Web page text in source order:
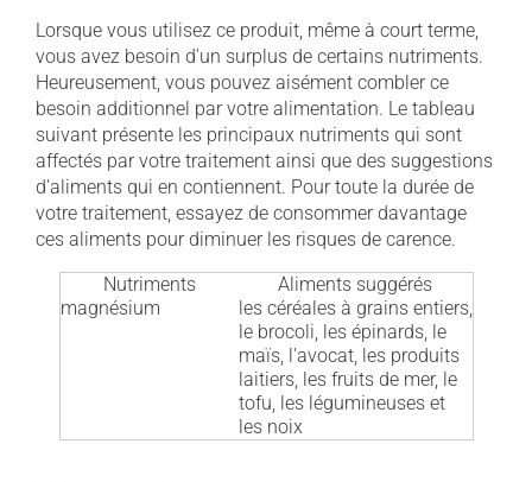
Lorsque vous utilisez ce produit, même à court terme,
vous avez besoin d'un surplus de certains nutriments.
Heureusement, vous pouvez aisément combler ce
besoin additionnel par votre alimentation. Le tableau
suivant présente les principaux nutriments qui sont
affectés par votre traitement ainsi que des suggestions
d'aliments qui en contiennent. Pour toute la durée de
votre traitement, essayez de consommer davantage
ces aliments pour diminuer les risques de carence.
Nutriments
Aliments suggérés
magnésium
les céréales à grains entiers,
le brocoli, les épinards, le
maïs, l'avocat, les produits
laitiers, les fruits de mer, le
tofu, les légumineuses et
les noix